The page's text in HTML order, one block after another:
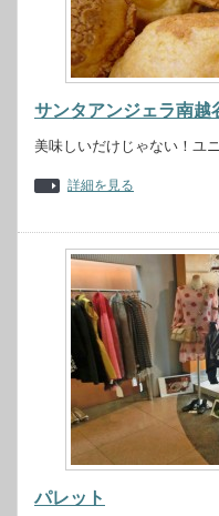
サンタアンジェラ南越
美味しいだけじゃない！ユ
詳細を見る
パレット